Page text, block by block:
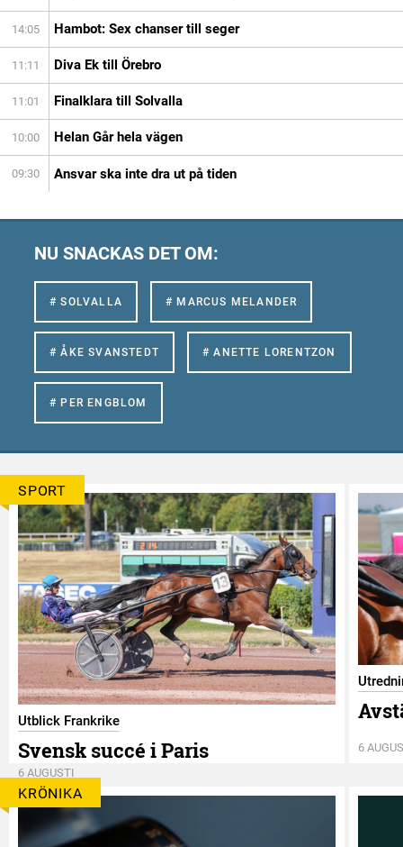
14:05 Hambot: Sex chanser till seger
11:11 Diva Ek till Örebro
11:01 Finalklara till Solvalla
10:00 Helan Går hela vägen
09:30 Ansvar ska inte dra ut på tiden
NU SNACKAS DET OM:
# SOLVALLA # MARCUS MELANDER
# ÅKE SVANSTEDT # ANETTE LORENTZON
# PER ENGBLOM
SPORT
Utblick Frankrike
Svensk succé i Paris
6 AUGUSTI
6
KRÖNIKA